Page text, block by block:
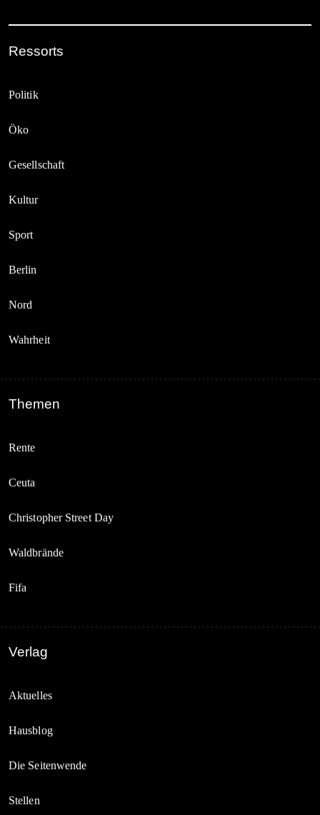
Ressorts
Politik
Öko
Gesellschaft
Kultur
Sport
Berlin
Nord
Wahrheit
Themen
Rente
Ceuta
Christopher Street Day
Waldbrände
Fifa
Verlag
Aktuelles
Hausblog
Die Seitenwende
Stellen